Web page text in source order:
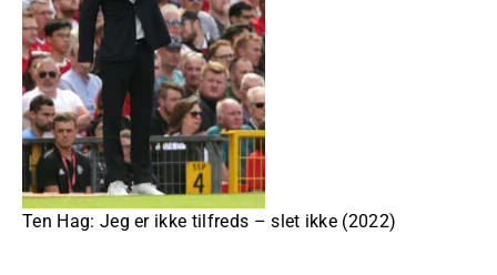
Ten Hag: Jeg er ikke tilfreds – slet ikke (2022)